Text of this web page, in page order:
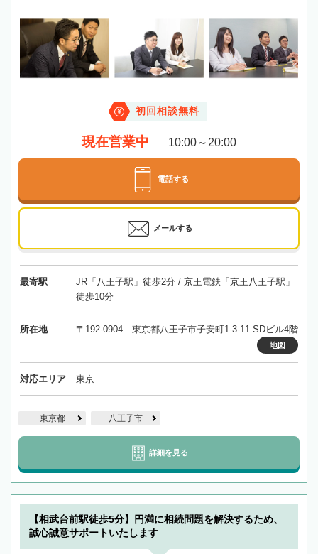
初回相談無料
現在営業中 10:00～20:00
電話する
メールする
最寄駅
JR「八王子駅」徒歩2分 / 京王電鉄「京王八王子駅」
徒歩10分
所在地 〒192-0904 東京都八王子市子安町1-3-11 SDビル4階
地図
対応エリア 東京
東京都 八王子市
詳細を見る
【相武台前駅徒歩5分】円満に相続問題を解決するため、
誠心誠意サポートいたします